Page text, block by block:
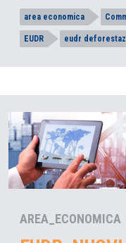
area economica
EUDR eudr
AREA_ECONOMICA